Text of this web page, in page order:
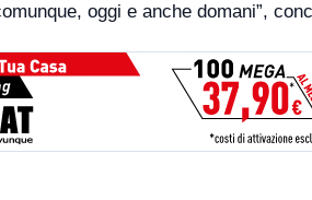
oggi e anche domani”,